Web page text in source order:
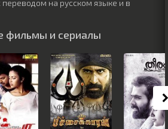
на русском языке и в
фильмы и сериалы